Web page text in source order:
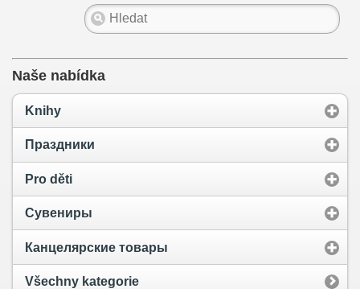
Naše nabídka
Knihy
Праздники
Pro děti
Сувениры
Канцелярские товары
Všechny kategorie